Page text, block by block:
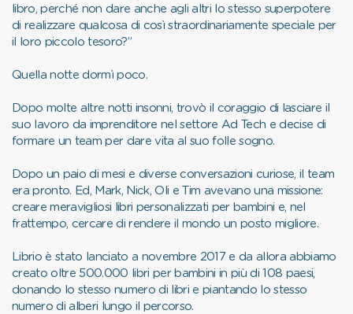
libro, perché non dare anche agli altri lo stesso superpotere
di realizzare qualcosa di così straordinariamente speciale per
il loro piccolo tesoro?”
Quella notte dormì poco.
Dopo molte altre notti insonni, trovò il coraggio di lasciare il
suo lavoro da imprenditore nel settore Ad Tech e decise di
formare un team per dare vita al suo folle sogno.
Dopo un paio di mesi e diverse conversazioni curiose, il team
era pronto. Ed, Mark, Nick, Oli e Tim avevano una missione:
creare meravigliosi libri personalizzati per bambini e, nel
frattempo, cercare di rendere il mondo un posto migliore.
Librio è stato lanciato a novembre 2017 e da allora abbiamo
creato oltre 500.000 libri per bambini in più di 108 paesi,
donando lo stesso numero di libri e piantando lo stesso
numero di alberi lungo il percorso.